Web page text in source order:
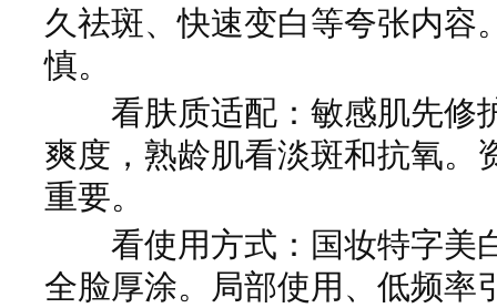
久祛斑、快速变白等夸张内容
慎。
看肤质适配：敏感肌先修
爽度，熟龄肌看淡斑和抗氧。
重要。
看使用方式：国妆特字美
全脸厚涂。局部使用、低频率